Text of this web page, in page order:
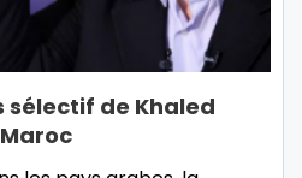
sélectif de Khaled